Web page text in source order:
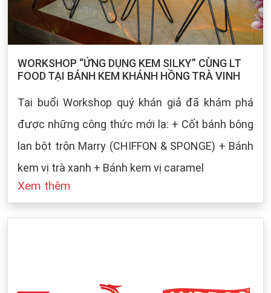
WORKSHOP “ỨNG DỤNG KEM SILKY” CÙNG LT
FOOD TẠI BÁNH KEM KHÁNH HỒNG TRÀ VINH
Tại buổi Workshop quý khán giả đã khám phá
được những công thức mới lạ: + Cốt bánh bông
lan bột trộn Marry (CHIFFON & SPONGE) + Bánh
kem vị trà xanh + Bánh kem vị caramel
Xem thêm